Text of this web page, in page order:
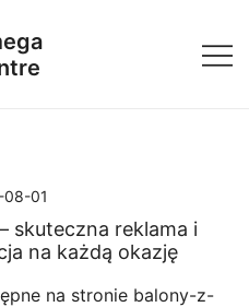
08-01
skuteczna reklama i
na każdą okazję
na stronie balony-z-